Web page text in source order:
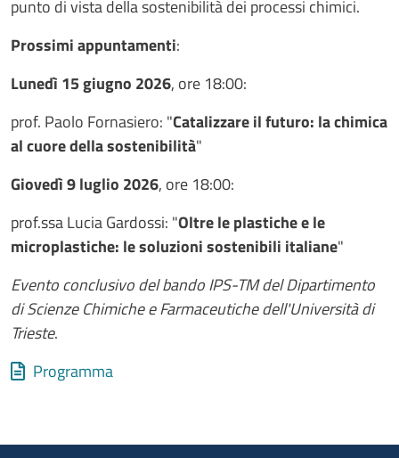
punto di vista della sostenibilità dei processi chimici.
Prossimi appuntamenti:
Lunedì 15 giugno 2026, ore 18:00:
prof. Paolo Fornasiero: "Catalizzare il futuro: la chimica
al cuore della sostenibilità"
Giovedì 9 luglio 2026, ore 18:00:
prof.ssa Lucia Gardossi: "Oltre le plastiche e le
microplastiche: le soluzioni sostenibili italiane"
Evento conclusivo del bando IPS-TM del Dipartimento
di Scienze Chimiche e Farmaceutiche dell'Università di
Trieste.
Allegati
Document
Programma